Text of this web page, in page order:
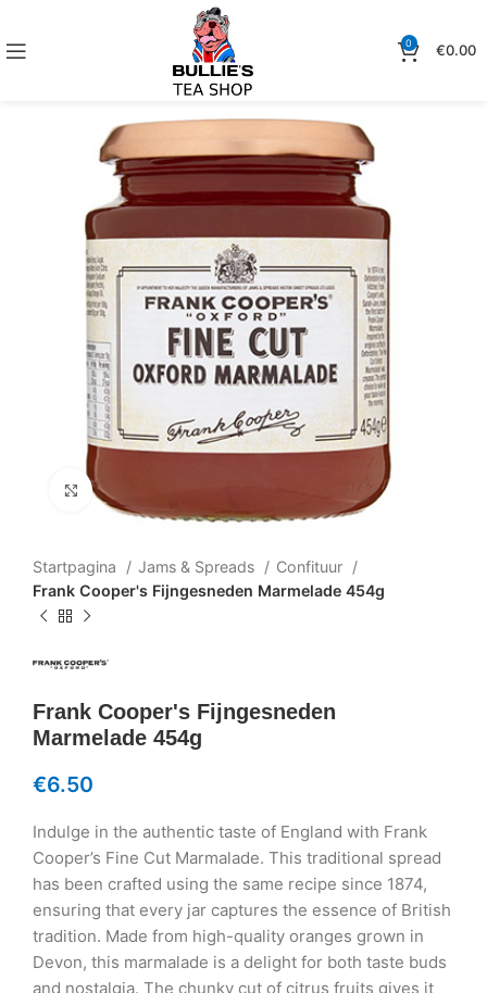
0 €0.00
Klik om te vergroten
Startpagina Jams & Spreads
Confituur
Frank Cooper's Fijngesneden Marmelade 454g
Frank Cooper's Fijngesneden
Marmelade 454g
€6.50
Indulge in the authentic taste of England with Frank
Cooper’s Fine Cut Marmalade. This traditional spread
has been crafted using the same recipe since 1874,
ensuring that every jar captures the essence of British
tradition. Made from high-quality oranges grown in
Devon, this marmalade is a delight for both taste buds
and nostalgia. The chunky cut of citrus fruits gives it